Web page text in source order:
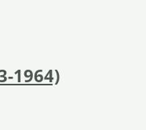
1964)